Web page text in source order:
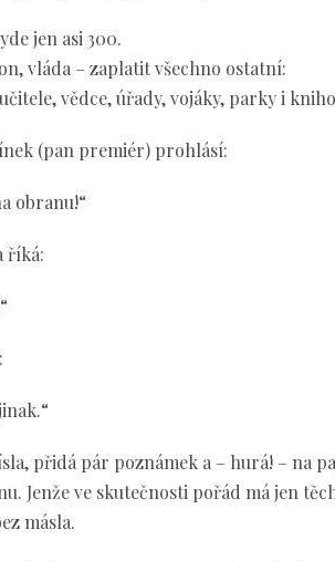
jen asi 300.
vláda – zaplatit všechno ostatní:
vědce, úřady, vojáky, parky i
(pan premiér) prohlásí:
obranu!“
říká:
přidá pár poznámek a – hurá! – na
Jenže ve skutečnosti pořád má jen
másla.